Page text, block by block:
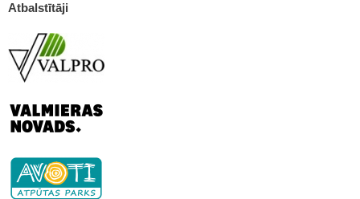
Atbalstītāji